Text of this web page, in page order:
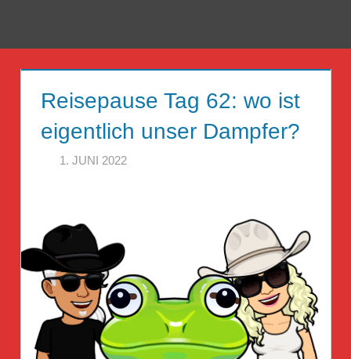
Guckloch
Herr
Geheimrat
Reisen
Reisepause Tag 62: wo ist
eigentlich unser Dampfer?
1. JUNI 2022